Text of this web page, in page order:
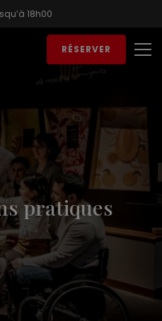
18h00
RÉSERVER
pratiques